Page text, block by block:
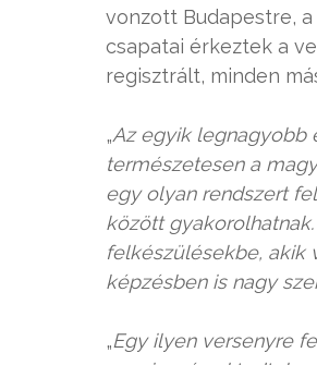
vonzott Budapestre,
csapatai érkeztek a
regisztrált, minden
„Az egyik legnagyobb
természetesen a
egy olyan rendszert
között
felkészülésekbe, akik
képzésben is nagy
„Egy ilyen versenyre